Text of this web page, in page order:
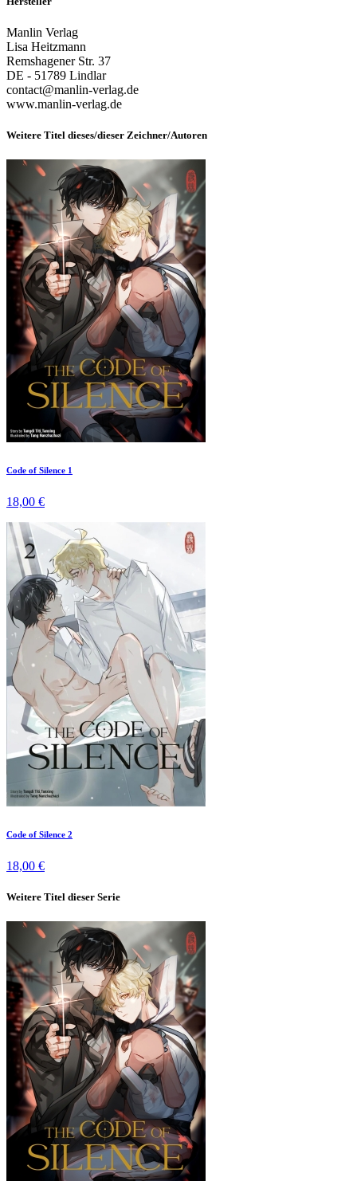
Manlin Verlag
Lisa Heitzmann
Remshagener Str. 37
DE - 51789 Lindlar
contact@manlin-verlag.de
www.manlin-verlag.de
Weitere Titel dieses/dieser Zeichner/Autoren
Code of Silence 1
18,00 €
Code of Silence 2
18,00 €
Weitere Titel dieser Serie